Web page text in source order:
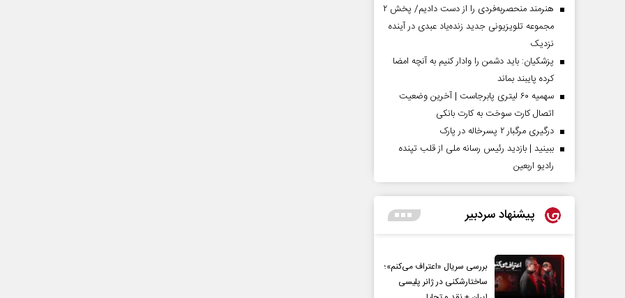
هنرمند منحصر‌به‌فردی را از دست دادیم/ پخش ۲
مجموعه تلویزیونی جدید زنده‌یاد عبدی در آینده
نزدیک
پزشکیان: باید دشمن را وادار کنیم به آنچه امضا
کرده پایبند بماند
سهمیه ۶۰ لیتری پابرجاست | آخرین وضعیت
اتصال کارت سوخت به کارت بانکی
درگیری مرگبار ۲ پسرخاله در پارک
ببینید | بازدید رئیس رسانه ملی از قلب تپنده
رادیو اربعین
پیشنهاد سردبیر
بررسی سریال «اعتراف می‌کنم»؛
ساختارشکنی در ژانر پلیسی